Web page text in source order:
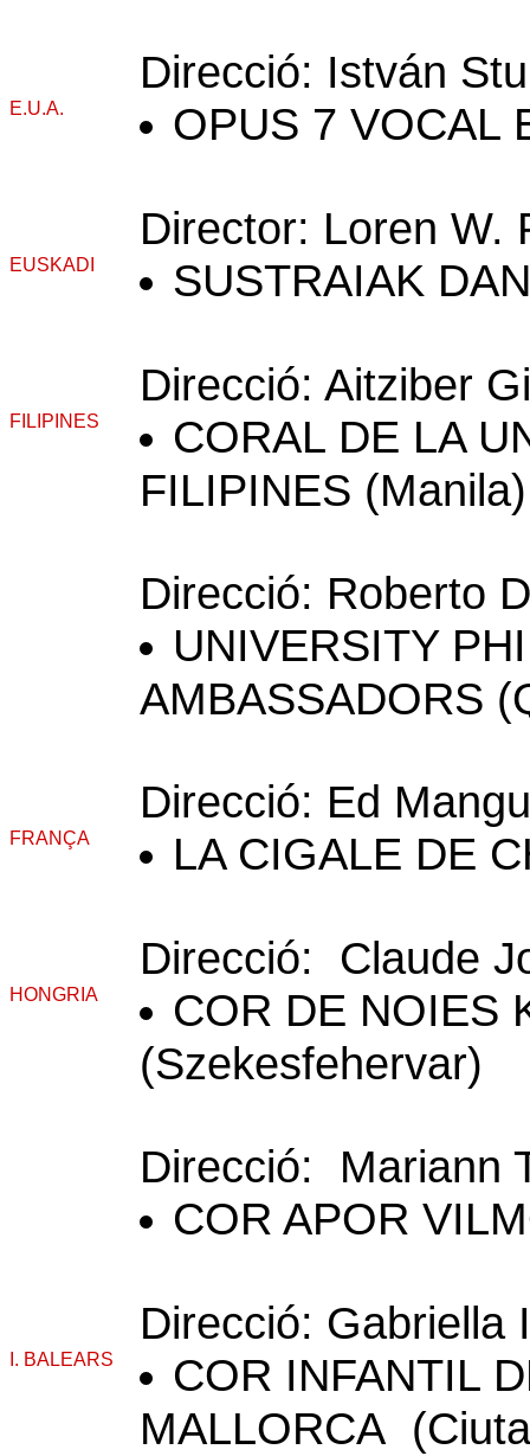
Direcció: István
E.U.A. OPUS 7 VOCAL
Director: Loren W.
EUSKADI SUSTRAIAK
Direcció: Aitziber
FILIPINES CORAL DE LA
FILIPINES (Manila)
Direcció: Roberto
UNIVERSITY
AMBASSADORS
Direcció: Ed
FRANÇA LA CIGALE DE
Direcció: Claude
HONGRIA COR DE NOIES
(Szekesfehervar)
Direcció: Mariann
COR APOR
Direcció: Gabriella
I. BALEARS COR INFANTIL
MALLORCA